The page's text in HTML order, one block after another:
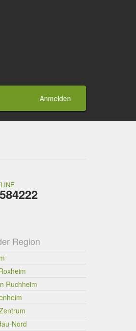
Anmelden
Region
Ruchheim
Nord